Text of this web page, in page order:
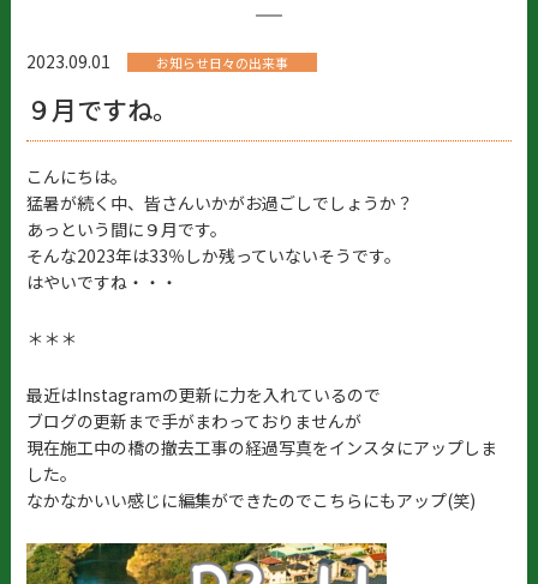
2023.09.01 お知らせ日々の出来事
９月ですね。
こんにちは。
猛暑が続く中、皆さんいかがお過ごしでしょうか？
あっという間に９月です。
そんな2023年は33％しか残っていないそうです。
はやいですね・・・
＊＊＊
最近はInstagramの更新に力を入れているので
ブログの更新まで手がまわっておりませんが
現在施工中の橋の撤去工事の経過写真をインスタにアップしま
した。
なかなかいい感じに編集ができたのでこちらにもアップ(笑)